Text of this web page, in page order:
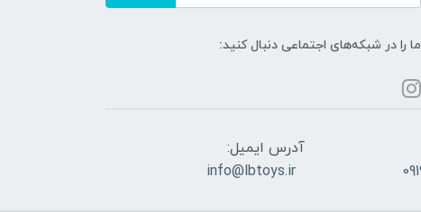
ما را در شبکه‌های اجتماعی دنبال کنید:
آدرس ایمیل:
info@lbtoys.ir